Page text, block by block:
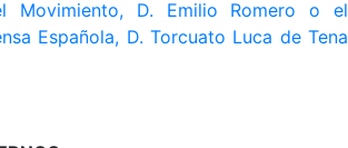
Movimiento, D. Emilio Romero o el
Española, D. Torcuato Luca de Tena